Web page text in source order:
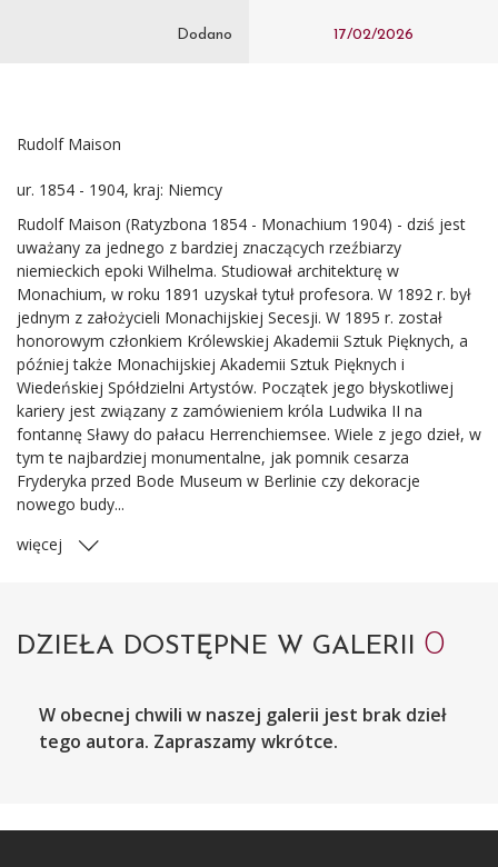
Dodano 17/02/2026
Rudolf Maison
ur. 1854 - 1904, kraj: Niemcy
Rudolf Maison (Ratyzbona 1854 - Monachium 1904) - dziś jest
uważany za jednego z bardziej znaczących rzeźbiarzy
niemieckich epoki Wilhelma. Studiował architekturę w
Monachium, w roku 1891 uzyskał tytuł profesora. W 1892 r. był
jednym z założycieli Monachijskiej Secesji. W 1895 r. został
honorowym członkiem Królewskiej Akademii Sztuk Pięknych, a
później także Monachijskiej Akademii Sztuk Pięknych i
Wiedeńskiej Spółdzielni Artystów. Początek jego błyskotliwej
kariery jest związany z zamówieniem króla Ludwika II na
fontannę Sławy do pałacu Herrenchiemsee. Wiele z jego dzieł, w
tym te najbardziej monumentalne, jak pomnik cesarza
Fryderyka przed Bode Museum w Berlinie czy dekoracje
nowego budy...
więcej
DZIEŁA DOSTĘPNE W GALERII 0
W obecnej chwili w naszej galerii jest brak dzieł
tego autora. Zapraszamy wkrótce.